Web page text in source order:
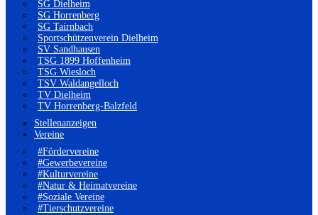
SG Dielheim
SG Horrenberg
SG Tairnbach
Sportschützenverein Dielheim
SV Sandhausen
TSG 1899 Hoffenheim
TSG Wiesloch
TSV Waldangelloch
TV Dielheim
TV Horrenberg-Balzfeld
Stellenanzeigen
Vereine
#Fördervereine
#Gewerbevereine
#Kulturvereine
#Natur & Heimatvereine
#Soziale Vereine
#Tierschutzvereine